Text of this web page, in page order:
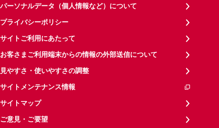
パーソナルデータ（個人情報など）について
プライバシーポリシー
サイトご利用にあたって
お客さまご利用端末からの情報の外部送信について
見やすさ・使いやすさの調整
サイトメンテナンス情報
サイトマップ
ご意見・ご要望